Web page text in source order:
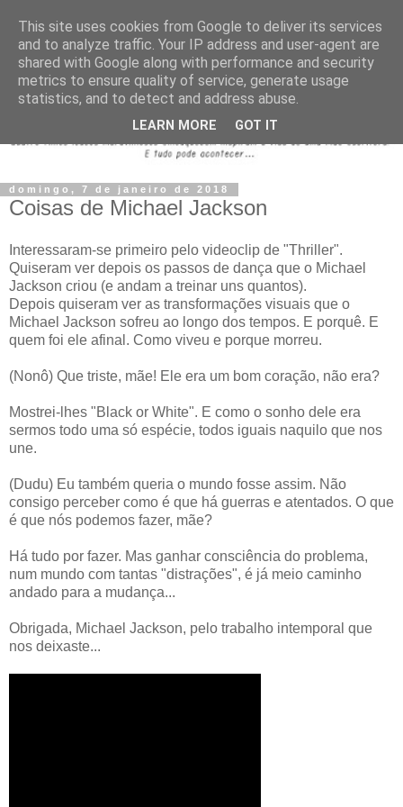
domingo, 7 de janeiro de 2018
Coisas de Michael Jackson
Interessaram-se primeiro pelo videoclip de "Thriller".
Quiseram ver depois os passos de dança que o Michael
Jackson criou (e andam a treinar uns quantos).
Depois quiseram ver as transformações visuais que o
Michael Jackson sofreu ao longo dos tempos. E porquê. E
quem foi ele afinal. Como viveu e porque morreu.
(Nonô) Que triste, mãe! Ele era um bom coração, não era?
Mostrei-lhes "Black or White". E como o sonho dele era
sermos todo uma só espécie, todos iguais naquilo que nos
une.
(Dudu) Eu também queria o mundo fosse assim. Não
consigo perceber como é que há guerras e atentados. O que
é que nós podemos fazer, mãe?
Há tudo por fazer. Mas ganhar consciência do problema,
num mundo com tantas "distrações", é já meio caminho
andado para a mudança...
Obrigada, Michael Jackson, pelo trabalho intemporal que
nos deixaste...
This site uses cookies from Google to deliver its services
and to analyze traffic. Your IP address and user-agent are
shared with Google along with performance and security
metrics to ensure quality of service, generate usage
statistics, and to detect and address abuse.
LEARN MORE GOT IT